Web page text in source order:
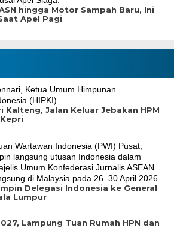
hingga Motor Sampah Baru, Ini
Apel Pagi
Kalteng, Jalan Keluar Jebakan HPM
Delegasi Indonesia ke General
Lumpur
Lampung Tuan Rumah HPN dan